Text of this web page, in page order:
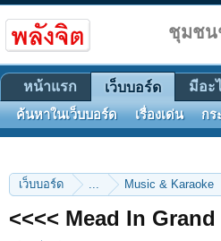
เว็บบอร์ด ... Music & Karaoke
<<<< Mead In
ชุมชน
หน้าแรก เว็บบอร์ด
ค้นหาในเว็บบอร์ด เรื่องเด่น กร
มีอะ